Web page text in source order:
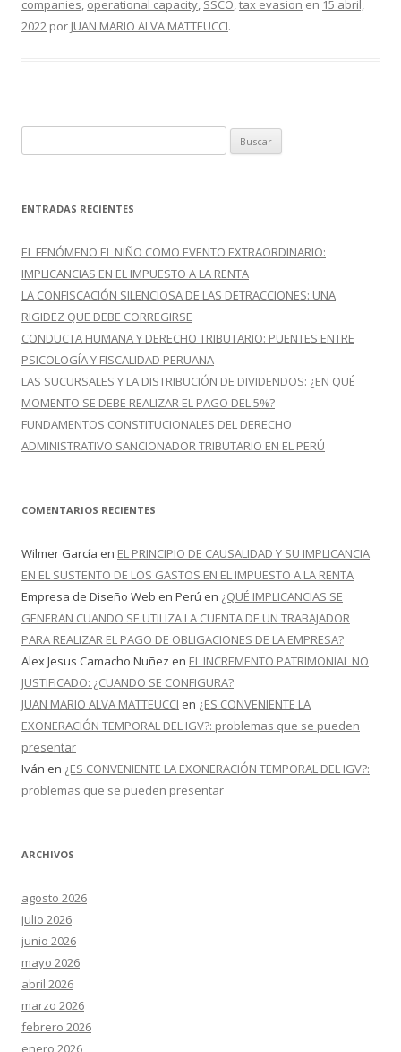
o
k
ti
r
companies, operational capacity, SSCO,tax evasion en 15 abril,
2022 por JUAN MARIO ALVA MATTEUCCI.
u
c
r
:
ENTRADAS RECIENTES
EL FENÓMENO EL NIÑO COMO EVENTO EXTRAORDINARIO:
IMPLICANCIAS EN EL IMPUESTO A LA RENTA
LA CONFISCACIÓN SILENCIOSA DE LAS DETRACCIONES: UNA
RIGIDEZ QUE DEBE CORREGIRSE
CONDUCTA HUMANA Y DERECHO TRIBUTARIO: PUENTES ENTRE
PSICOLOGÍA Y FISCALIDAD PERUANA
LAS SUCURSALES Y LA DISTRIBUCIÓN DE DIVIDENDOS: ¿EN QUÉ
MOMENTO SE DEBE REALIZAR EL PAGO DEL 5%?
FUNDAMENTOS CONSTITUCIONALES DEL DERECHO
ADMINISTRATIVO SANCIONADOR TRIBUTARIO EN EL PERÚ
COMENTARIOS RECIENTES
Wilmer García en EL PRINCIPIO DE CAUSALIDAD Y SU IMPLICANCIA
EN EL SUSTENTO DE LOS GASTOS EN EL IMPUESTO A LA RENTA
Empresa de Diseño Web en Perú en ¿QUÉ IMPLICANCIAS SE
GENERAN CUANDO SE UTILIZA LA CUENTA DE UN TRABAJADOR
PARA REALIZAR EL PAGO DE OBLIGACIONES DE LA EMPRESA?
Alex Jesus Camacho Nuñez en EL INCREMENTO PATRIMONIAL NO
JUSTIFICADO: ¿CUANDO SE CONFIGURA?
JUAN MARIO ALVA MATTEUCCI en ¿ES CONVENIENTE LA
EXONERACIÓN TEMPORAL DEL IGV?: problemas que se pueden
presentar
Iván en ¿ES CONVENIENTE LA EXONERACIÓN TEMPORAL DEL IGV?:
problemas que se pueden presentar
ARCHIVOS
agosto 2026
julio 2026
junio 2026
mayo 2026
abril 2026
marzo 2026
febrero 2026
enero 2026